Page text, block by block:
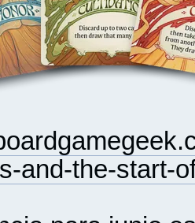
and-the-start-